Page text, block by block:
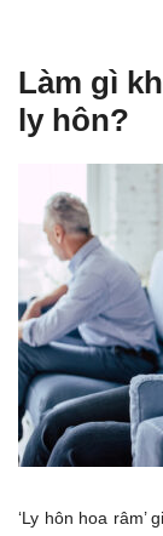
Làm gì
ly hôn?
‘Ly hôn hoa